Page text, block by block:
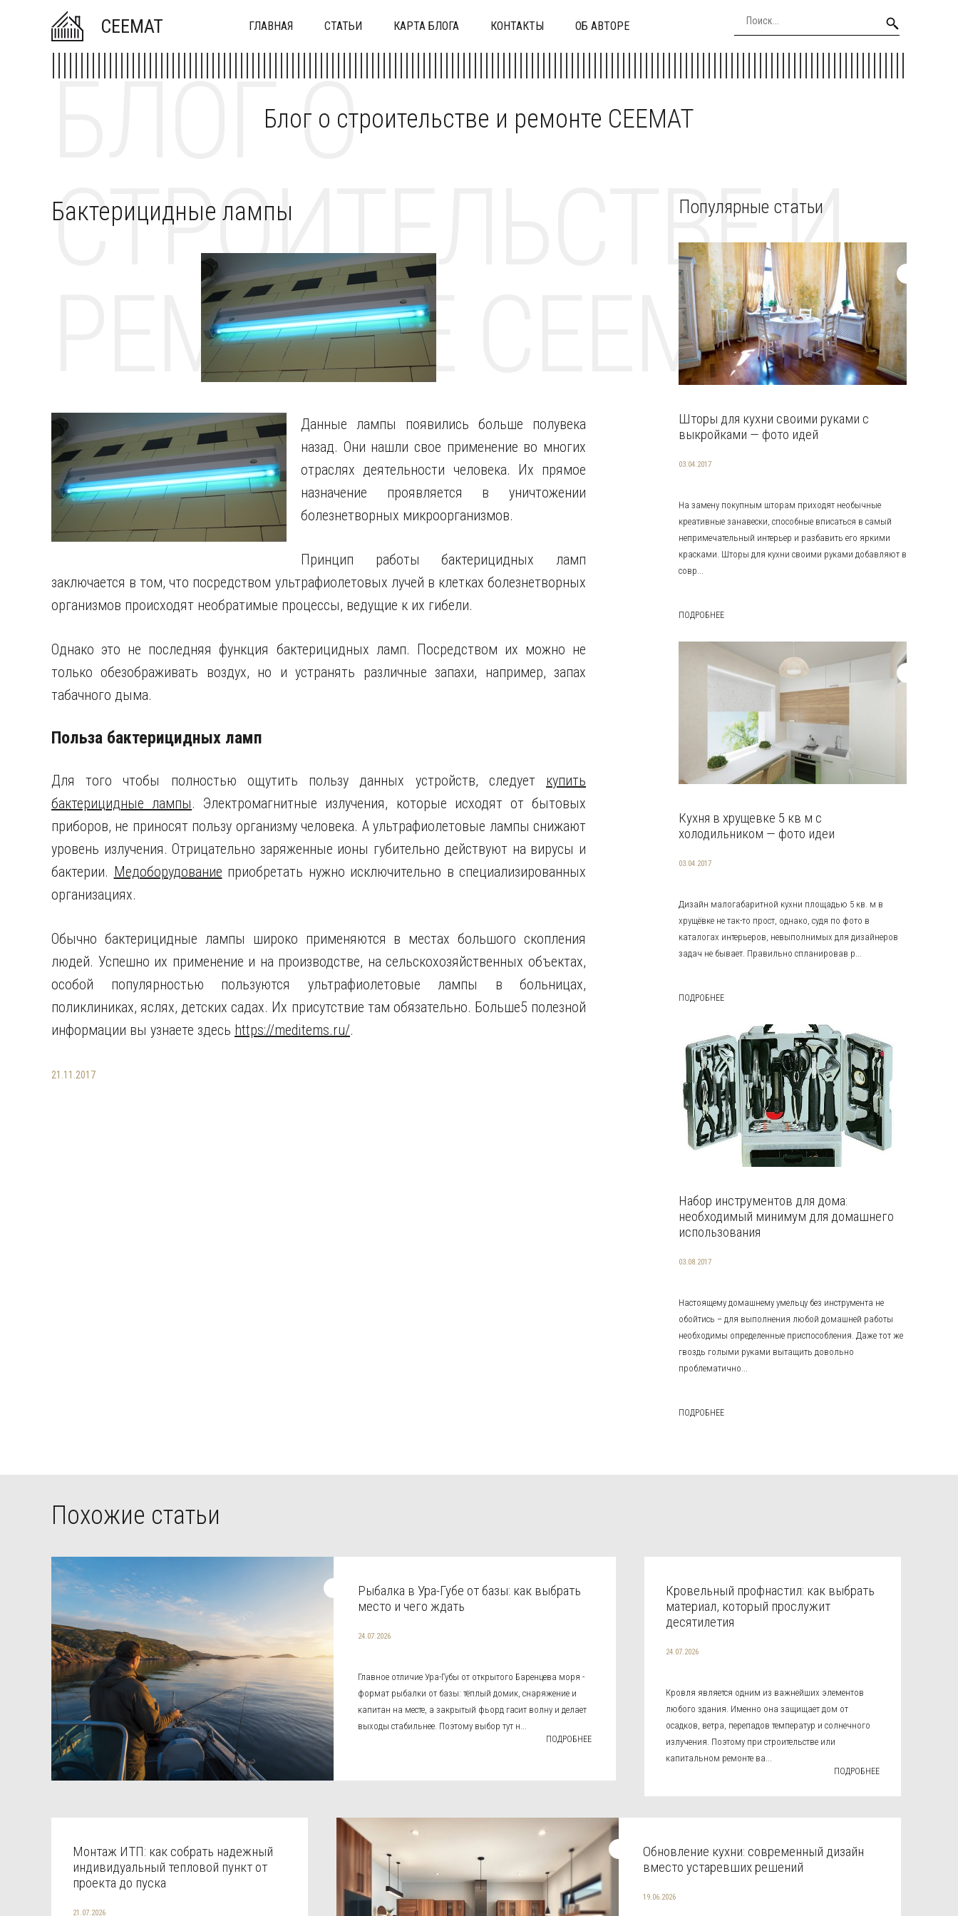
CEEMAT ГЛАВНАЯ СТАТЬИ КАРТА БЛОГА КОНТАКТЫ ОБ АВТОРЕ
Блог о строительстве и ремонте CEEMAT
БЛОГ О
СТРОИТЕЛЬСТВЕ И
РЕМОНТЕ CEEMAT
Бактерицидные лампы
Данные лампы появились больше полувека
назад. Они нашли свое применение во многих
отраслях деятельности человека. Их прямое
назначение проявляется в уничтожении
болезнетворных микроорганизмов.
Принцип работы бактерицидных ламп
заключается в том, что посредством ультрафиолетовых лучей в клетках болезнетворных
организмов происходят необратимые процессы, ведущие к их гибели.
Однако это не последняя функция бактерицидных ламп. Посредством их можно не
только обезображивать воздух, но и устранять различные запахи, например, запах
табачного дыма.
Польза бактерицидных ламп
Для того чтобы полностью ощутить пользу данных устройств, следует купить
бактерицидные лампы. Электромагнитные излучения, которые исходят от бытовых
приборов, не приносят пользу организму человека. А ультрафиолетовые лампы снижают
уровень излучения. Отрицательно заряженные ионы губительно действуют на вирусы и
бактерии. Медоборудование приобретать нужно исключительно в специализированных
организациях.
Обычно бактерицидные лампы широко применяются в местах большого скопления
людей. Успешно их применение и на производстве, на сельскохозяйственных объектах,
особой популярностью пользуются ультрафиолетовые лампы в больницах,
поликлиниках, яслях, детских садах. Их присутствие там обязательно. Больше5 полезной
информации вы узнаете здесь https://meditems.ru/.
21.11.2017
Популярные статьи
Шторы для кухни своими руками с
выкройками — фото идей
03.04.2017
На замену покупным шторам приходят необычные
креативные занавески, способные вписаться в самый
непримечательный интерьер и разбавить его яркими
красками. Шторы для кухни своими руками добавляют в
совр...
ПОДРОБНЕЕ
Кухня в хрущевке 5 кв м с
холодильником — фото идеи
03.04.2017
Дизайн малогабаритной кухни площадью 5 кв. м в
хрущёвке не так-то прост, однако, судя по фото в
каталогах интерьеров, невыполнимых для дизайнеров
задач не бывает. Правильно спланировав р...
ПОДРОБНЕЕ
Набор инструментов для дома:
необходимый минимум для домашнего
использования
03.08.2017
Настоящему домашнему умельцу без инструмента не
обойтись – для выполнения любой домашней работы
необходимы определенные приспособления. Даже тот же
гвоздь голыми руками вытащить довольно
проблематично...
ПОДРОБНЕЕ
Похожие статьи
Рыбалка в Ура-Губе от базы: как выбрать
место и чего ждать
24.07.2026
Главное отличие Ура-Губы от открытого Баренцева моря -
формат рыбалки от базы: тёплый домик, снаряжение и
капитан на месте, а закрытый фьорд гасит волну и делает
выходы стабильнее. Поэтому выбор тут н...
ПОДРОБНЕЕ
Кровельный профнастил: как выбрать
материал, который прослужит
десятилетия
24.07.2026
Кровля является одним из важнейших элементов
любого здания. Именно она защищает дом от
осадков, ветра, перепадов температур и солнечного
излучения. Поэтому при строительстве или
капитальном ремонте ва...
ПОДРОБНЕЕ
Монтаж ИТП: как собрать надежный
индивидуальный тепловой пункт от
проекта до пуска
21.07.2026
Обновление кухни: современный дизайн
вместо устаревших решений
19.06.2026